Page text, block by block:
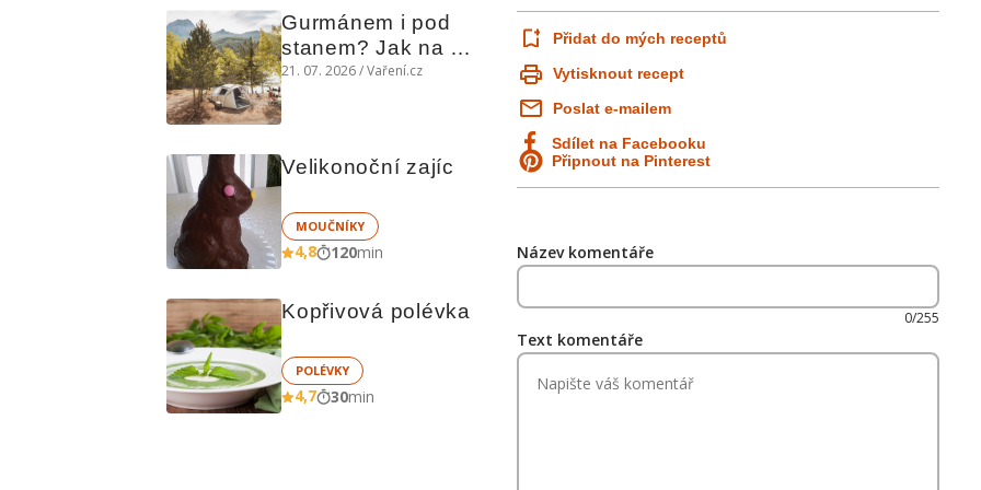
Gurmánem i pod
stanem? Jak na
polní kuchyni a na
21. 07. 2026 / Vaření.cz
Velikonoční zajíc
MOUČNÍKY
4,8 120min
Kopřivová polévka
POLÉVKY
4,7 30min
Přidat do mých receptů
Vytisknout recept
Poslat e-mailem
Sdílet na Facebooku
Připnout na Pinterest
Název komentáře
0/255
Text komentáře